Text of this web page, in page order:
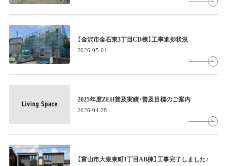
【金沢市金石東3丁目CD棟】工事進捗状況
2026.05.01
2025年度ZEH普及実績・普及目標のご案内
2026.04.28
【富山市大泉東町1丁目AB棟】工事完了しました♪